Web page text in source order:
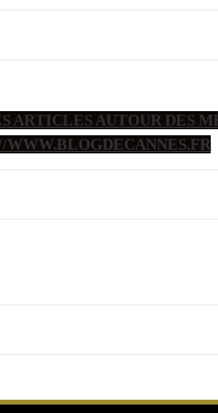
ARTICLES AUTOUR DES
WWW.BLOGDECANNES.FR